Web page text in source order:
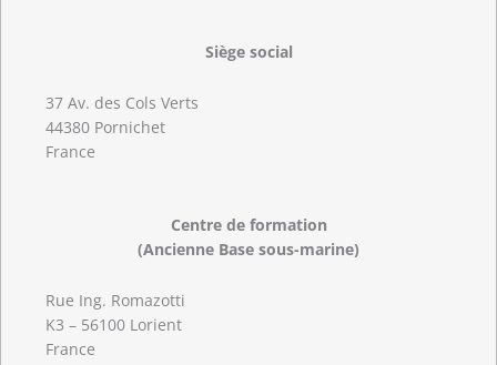
Siège social
37 Av. des Cols Verts
44380 Pornichet
France
Centre de formation
(Ancienne Base sous-marine)
Rue Ing. Romazotti
K3 – 56100 Lorient
France